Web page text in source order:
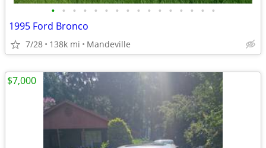
• • • • • • • • • • • • • • • •
1995 Ford Bronco
7/28 138k mi Mandeville
$7,000